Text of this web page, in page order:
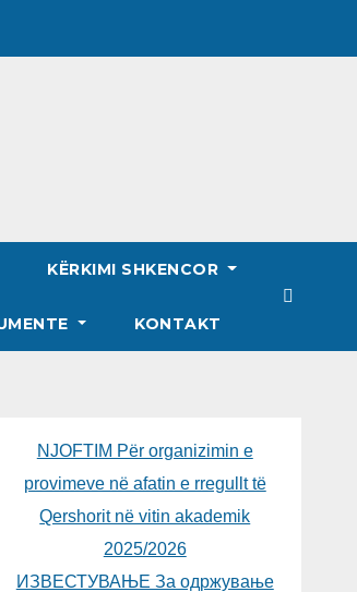
KËRKIMI SHKENCOR
KONTAKT
NJOFTIM Për organizimin e
provimeve në afatin e rregullt të
Qershorit në vitin akademik
2025/2026
ИЗВЕСТУВАЊЕ За одржување